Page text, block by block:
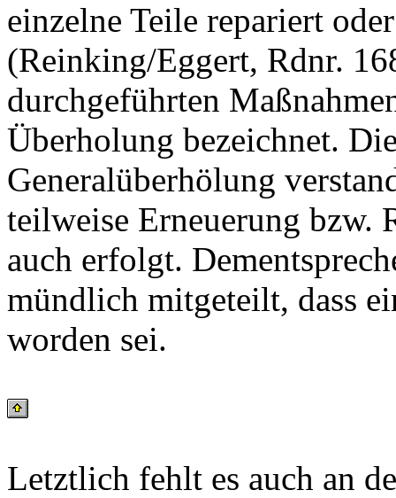
einzelne Teile repariert
(Reinking/Eggert, Rdnr.
durchgeführten
Überholung bezeichnet.
Generalüberhölung
teilweise Erneuerung bzw.
auch erfolgt.
mündlich mitgeteilt, dass
worden sei.
Letztlich fehlt es auch an